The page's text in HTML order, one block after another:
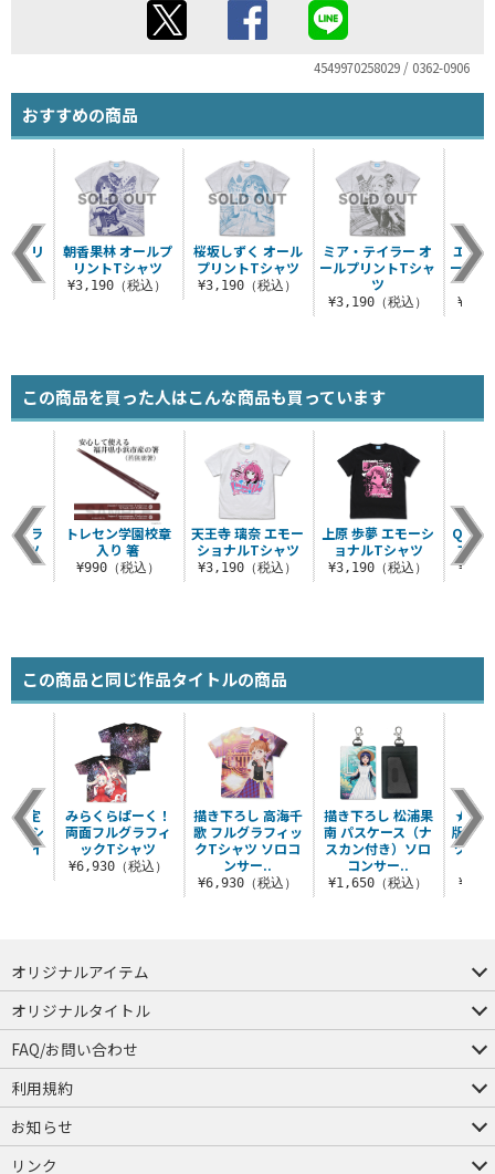
4549970258029 / 0362-0906
おすすめの商品
桜坂しずく オール
プリントTシャツ
¥3,190（税込）
ミア・テイラー オ
ールプリントTシャ
ツ
¥3,190（税込）
エマ
ールプ
プリ
ツ
込）
朝香果林 オールプ
リントTシャツ
¥3,190（税込）
この商品を買った人はこんな商品も買っています
天王寺 璃奈 エモー
ショナルTシャツ
¥3,190（税込）
上原 歩夢 エモーシ
ョナルTシャツ
¥3,190（税込）
フィ
グラ
ャツ
込）
トレセン学園校章
入り 箸
¥990（税込）
この商品と同じ作品タイトルの商品
描き下ろし 高海千
歌 フルグラフィッ
クTシャツ ソロコ
ンサー..
¥6,930（税込）
描き下ろし 松浦果
南 パスケース（ナ
スカン付き）ソロ
コンサー..
¥1,650（税込）
★限
版 小
ツ ミ
限定
ヤ Tシ
ライ
みらくらぱーく！
両面フルグラフィ
ックTシャツ
¥6,930（税込）
オリジナルアイテム
つままれ
つかまれ
ピョコッテ
オリジナルタイトル
アイテムヤ
ミスカトニック大學購買部
FAQ/お問い合わせ
FAQ
お問い合わせ
利用規約
会員規約・ポイント規約
特定商取引法に関する表示
プライバシーポリシー
お知らせ
店舗情報
採用情報
発売日変更のお知らせ
販売代理店・取扱店募集
海外のご案内（English）
リンク